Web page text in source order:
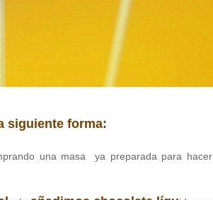
siguiente forma:
una masa ya preparada para hacer